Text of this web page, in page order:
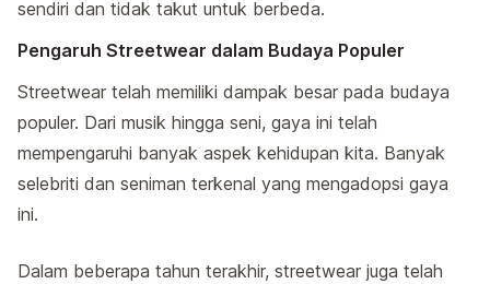
sendiri dan tidak takut untuk berbeda.
Pengaruh Streetwear dalam Budaya Populer
Streetwear telah memiliki dampak besar pada budaya
populer. Dari musik hingga seni, gaya ini telah
mempengaruhi banyak aspek kehidupan kita. Banyak
selebriti dan seniman terkenal yang mengadopsi gaya
ini.
Dalam beberapa tahun terakhir, streetwear juga telah